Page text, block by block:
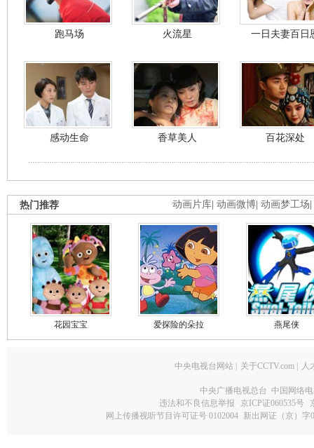
跑马场 火流星 一日夫妻百日
感动生命 香草美人 百花深处
动画片库 动画微博 动画梦工场
热门推荐
花园宝宝 爱探险的朵拉 燕尾侠
中央电视台网站 关于CCTV.com 人
中央广播电视总台 中国网络
违法和不良信息举报
京ICP证060535号
网上传播视听节目许可证号 0102004 新出网证（京）